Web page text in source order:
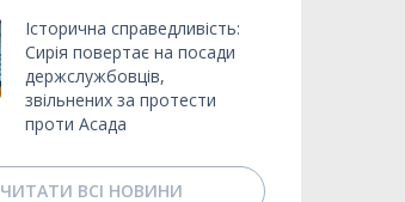
Історична справедливість:
Сирія повертає на посади
держслужбовців,
звільнених за протести
проти Асада
ЧИТАТИ ВСІ НОВИНИ